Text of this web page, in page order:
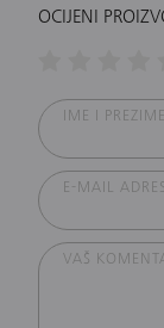
OCIJENI
IME I
E-MAIL
VAŠ